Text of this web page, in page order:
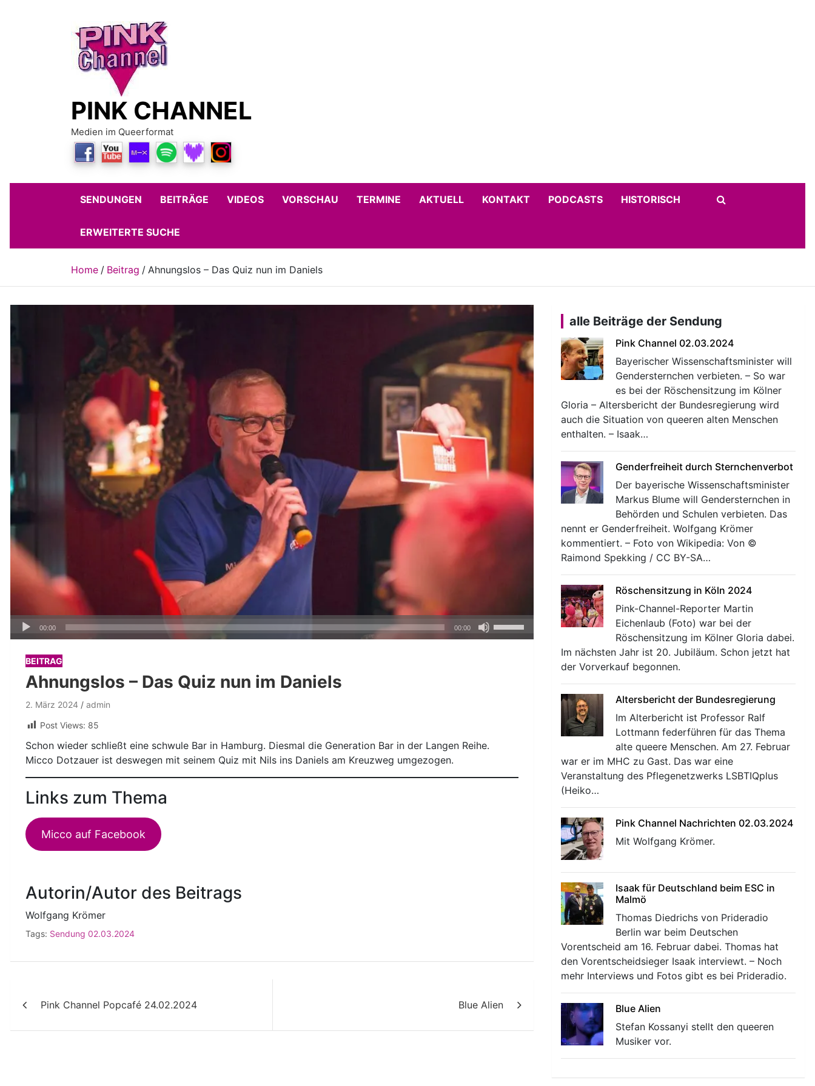
PINK CHANNEL
Medien im Queerformat
SENDUNGEN BEITRÄGE VIDEOS VORSCHAU TERMINE AKTUELL KONTAKT PODCASTS HISTORISCH
ERWEITERTE SUCHE
Home Beitrag Ahnungslos – Das Quiz nun im Daniels
Audio-
00:00 00:00
BEITRAG
Ahnungslos – Das Quiz nun im Daniels
2. März 2024
admin
Post Views: 85
Schon wieder schließt eine schwule Bar in Hamburg. Diesmal die Generation Bar in der Langen Reihe.
Micco Dotzauer ist deswegen mit seinem Quiz mit Nils ins Daniels am Kreuzweg umgezogen.
Links zum Thema
Micco auf Facebook
Autorin/Autor des Beitrags
Wolfgang Krömer
Tags: Sendung 02.03.2024
Pink Channel Popcafé 24.02.2024 Blue Alien
alle Beiträge der Sendung
Pink Channel 02.03.2024
Bayerischer Wissenschaftsminister will
Gendersternchen verbieten. – So war
es bei der Röschensitzung im Kölner
Gloria – Altersbericht der Bundesregierung wird
auch die Situation von queeren alten Menschen
enthalten. – Isaak…
Genderfreiheit durch Sternchenverbot
Der bayerische Wissenschaftsminister
Markus Blume will Gendersternchen in
Behörden und Schulen verbieten. Das
nennt er Genderfreiheit. Wolfgang Krömer
kommentiert. – Foto von Wikipedia: Von ©
Raimond Spekking / CC BY-SA…
Röschensitzung in Köln 2024
Pink-Channel-Reporter Martin
Eichenlaub (Foto) war bei der
Röschensitzung im Kölner Gloria dabei.
Im nächsten Jahr ist 20. Jubiläum. Schon jetzt hat
der Vorverkauf begonnen.
Altersbericht der Bundesregierung
Im Alterbericht ist Professor Ralf
Lottmann federführen für das Thema
alte queere Menschen. Am 27. Februar
war er im MHC zu Gast. Das war eine
Veranstaltung des Pflegenetzwerks LSBTIQplus
(Heiko…
Pink Channel Nachrichten 02.03.2024
Mit Wolfgang Krömer.
Isaak für Deutschland beim ESC in
Malmö
Thomas Diedrichs von Prideradio
Berlin war beim Deutschen
Vorentscheid am 16. Februar dabei. Thomas hat
den Vorentscheidsieger Isaak interviewt. – Noch
mehr Interviews und Fotos gibt es bei Prideradio.
Blue Alien
Stefan Kossanyi stellt den queeren
Musiker vor.